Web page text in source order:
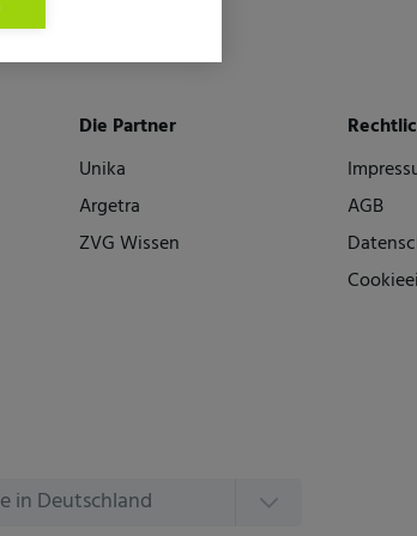
Die Partner
Unika
Argetra
ZVG Wissen
AGB
in Deutschland